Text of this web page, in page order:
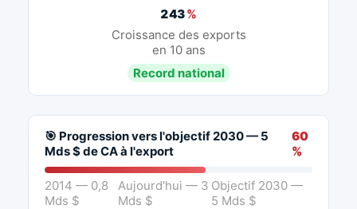
243%
Croissance des exports
en 10 ans
Record national
🎯 Progression vers l'objectif 2030 — 5
Mds $ de CA à l'export
60
%
2014 — 0,8
Mds $
Aujourd'hui — 3
Mds $
Objectif 2030 —
5 Mds $